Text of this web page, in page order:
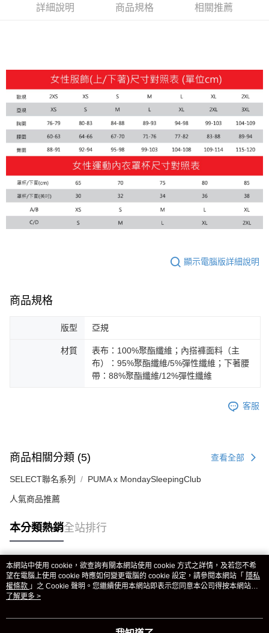
詳細說明 商品規格 相關推薦
顯示電腦版詳細說明
商品規格
版型 亞規
材質
表布：100%聚酯纖維；內搭褲面料（主
布）：95%聚酯纖維/5%彈性纖維；下著腰
帶：88%聚酯纖維/12%彈性纖維
客服
商品相關分類 (5) 查看全部
SELECT聯名系列 PUMA x MondaySleepingClub
人氣商品推薦
本分類熱銷全站排行
熱門標籤
本網站中使用 cookie，欲查詢有關本網站使用 cookie 方式之詳情，及若您不希
望在電腦上使用 cookie 時應如何變更電腦的 cookie 設定，請參閱本網站「 隱私
權條款 」之 Cookie 聲明。您繼續使用本網站即表示您同意本公司得按本網站使
用條款之 Cookie 聲明使用 cookie。
了解更多 >